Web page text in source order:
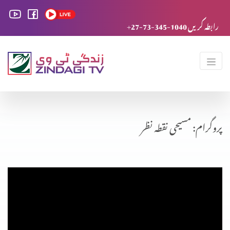
+27-73-345-1040 رابطہ کریں
پروگرام: مسیحی نقطہ نظر